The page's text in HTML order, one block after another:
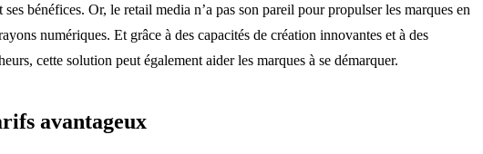
bénéfices. Or, le retail media n’a pas son pareil pour propulser les marques en
numériques. Et grâce à des capacités de création innovantes et à des
cette solution peut également aider les marques à se démarquer.
avantageux